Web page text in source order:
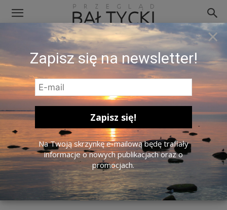
Fragment okładki „Ludzie sierpnia”
W zamkniętym kręgu historii.
Recenzja książki „Ludzie sierpnia”
Siergieja Lebiediewa
×
Zapisz się na newsletter!
Na Twoją skrzynkę e-mailową będę trafiały
informacje o nowych publikacjach oraz o
promocjach.